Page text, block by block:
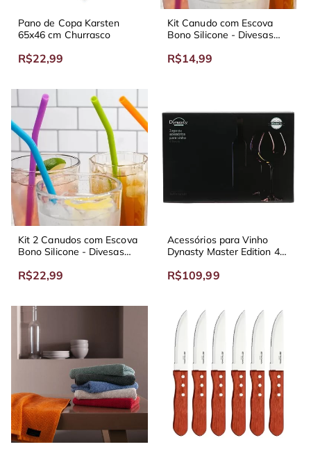
Pano de Copa Karsten
65x46 cm Churrasco
R$22,99
Kit Canudo com Escova
Bono Silicone - Divesas
R$14,99
Kit 2 Canudos com Escova
Bono Silicone - Divesas
R$22,99
Acessórios para Vinho
Dynasty Master Edition 4
R$109,99